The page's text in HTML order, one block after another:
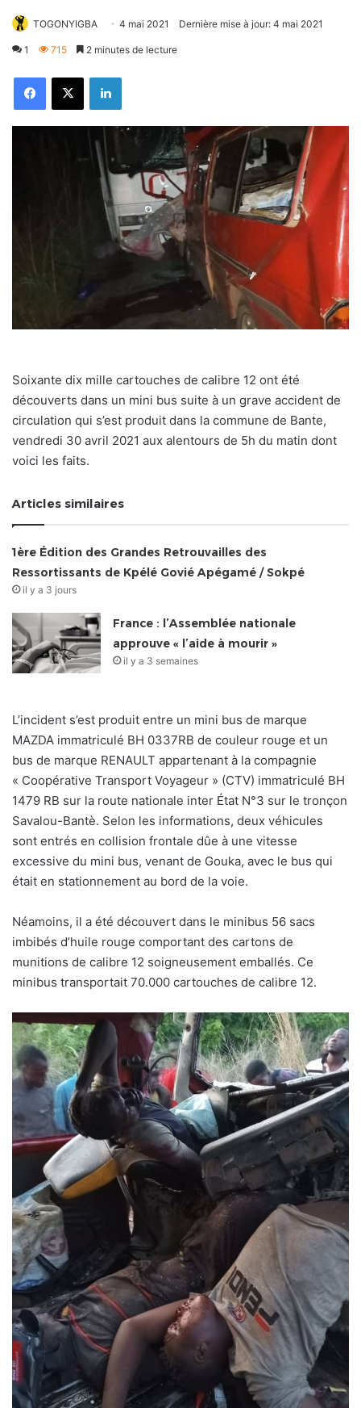
TOGONYIGBA 4 mai 2021 Dernière mise à jour: 4 mai 2021
1 715 2 minutes de lecture
FacebookX Linkedin
Soixante dix mille cartouches de calibre 12 ont été
découverts dans un mini bus suite à un grave accident de
circulation qui s’est produit dans la commune de Bante,
vendredi 30 avril 2021 aux alentours de 5h du matin dont
voici les faits.
Articles similaires
1ère Édition des Grandes Retrouvailles des
Ressortissants de Kpélé Govié Apégamé / Sokpé
il y a 3 jours
France : l’Assemblée nationale
approuve « l’aide à mourir »
il y a 3 semaines
L’incident s’est produit entre un mini bus de marque
MAZDA immatriculé BH 0337RB de couleur rouge et un
bus de marque RENAULT appartenant à la compagnie
« Coopérative Transport Voyageur » (CTV) immatriculé BH
1479 RB sur la route nationale inter État N°3 sur le tronçon
Savalou-Bantè. Selon les informations, deux véhicules
sont entrés en collision frontale dûe à une vitesse
excessive du mini bus, venant de Gouka, avec le bus qui
était en stationnement au bord de la voie.
Néamoins, il a été découvert dans le minibus 56 sacs
imbibés d’huile rouge comportant des cartons de
munitions de calibre 12 soigneusement emballés. Ce
minibus transportait 70.000 cartouches de calibre 12.